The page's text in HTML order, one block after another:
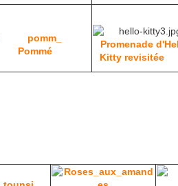
Pommé
Promenade
Kitty revisitée